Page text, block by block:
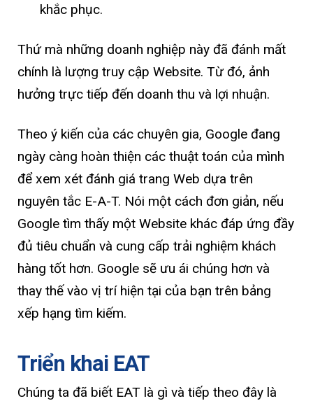
khắc phục.
Thứ mà những doanh nghiệp này đã đánh mất
chính là lượng truy cập Website. Từ đó, ảnh
hưởng trực tiếp đến doanh thu và lợi nhuận.
Theo ý kiến của các chuyên gia, Google đang
ngày càng hoàn thiện các thuật toán của mình
để xem xét đánh giá trang Web dựa trên
nguyên tắc E-A-T. Nói một cách đơn giản, nếu
Google tìm thấy một Website khác đáp ứng đầy
đủ tiêu chuẩn và cung cấp trải nghiệm khách
hàng tốt hơn. Google sẽ ưu ái chúng hơn và
thay thế vào vị trí hiện tại của bạn trên bảng
xếp hạng tìm kiếm.
Triển khai EAT
Chúng ta đã biết EAT là gì và tiếp theo đây là